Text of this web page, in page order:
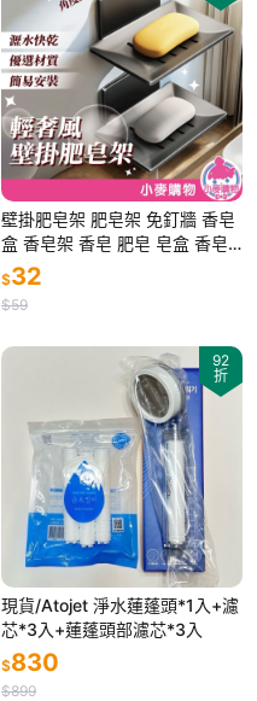
壁掛肥皂架 肥皂架 免釘牆 香皂
盒 香皂架 香皂 肥皂 皂盒 香皂
托 浴室 廚房 瀝水架【小麥購
物】【G517】
$32
$59
92
折
現貨/Atojet 淨水蓮蓬頭*1入+濾
芯*3入+蓮蓬頭部濾芯*3入
$830
$899